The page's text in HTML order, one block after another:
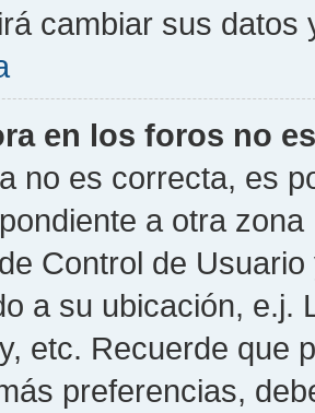
cambiar sus datos
en los foros no
no es correcta, es
a otra
Control de
a su ubicación, e.j.
etc. Recuerde que
preferencias,